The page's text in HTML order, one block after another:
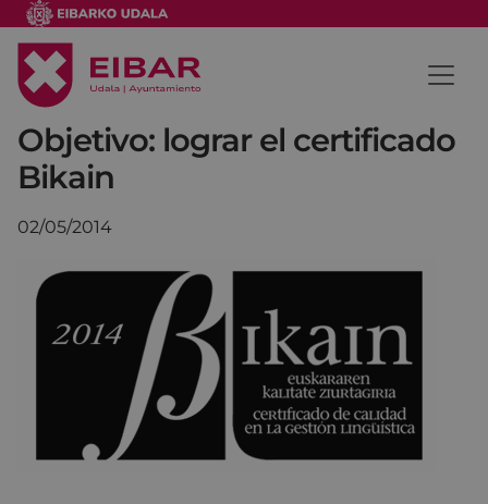
Objetivo: lograr el certificado
Bikain
02/05/2014